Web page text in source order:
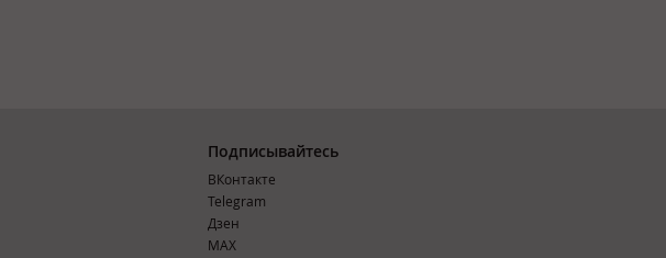
Подписывайтесь
ВКонтакте
Telegram
Дзен
MAX